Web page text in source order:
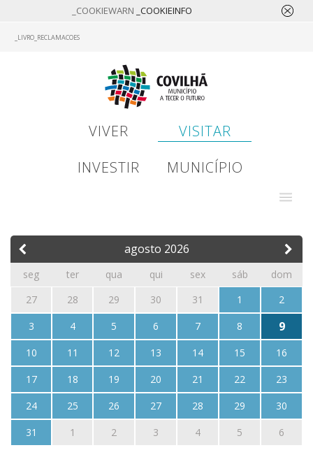
_COOKIEWARN _COOKIEINFO
_LIVRO_RECLAMACOES
VIVER
VISITAR
INVESTIR
MUNICÍPIO
agosto 2026
seg ter qua qui sex sáb
dom
27
28 29 30 31 1
2
3
4 5 6 7 8 9
10 11 12 13 14 15
16
17
18 19 20 21 22
23
24
25 26 27 28 29
30
31
1 2 3 4 5 6